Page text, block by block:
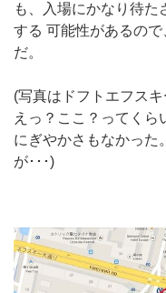
も、入場にかなり待た
する 可能性があるの
だ。
(写真はドフトエフス
えっ？ここ？ってくら
にぎやかさもなかった
が･･･)